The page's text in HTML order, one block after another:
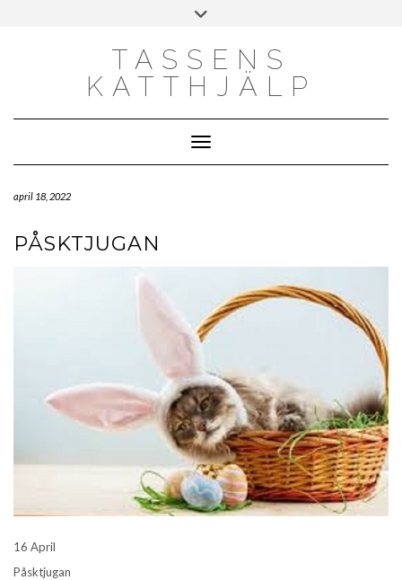
Toggle
TASSENS
KATTHJÄLP
Toggle Navigation
april 18, 2022
PÅSKTJUGAN
16 April
Påsktjugan